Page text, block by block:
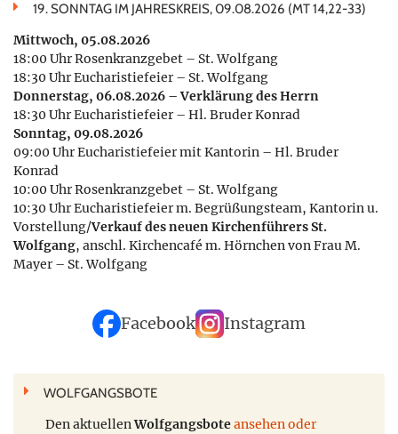
19. SONNTAG IM JAHRESKREIS, 09.08.2026 (MT 14,22-33)
Mittwoch, 05.08.2026
18:00 Uhr Rosenkranzgebet – St. Wolfgang
18:30 Uhr Eucharistiefeier – St. Wolfgang
Donnerstag, 06.08.2026 – Verklärung des Herrn
18:30 Uhr Eucharistiefeier – Hl. Bruder Konrad
Sonntag, 09.08.2026
09:00 Uhr Eucharistiefeier mit Kantorin – Hl. Bruder
Konrad
10:00 Uhr Rosenkranzgebet – St. Wolfgang
10:30 Uhr Eucharistiefeier m. Begrüßungsteam, Kantorin u.
Vorstellung/Verkauf des neuen Kirchenführers St.
Wolfgang, anschl. Kirchencafé m. Hörnchen von Frau M.
Mayer – St. Wolfgang
Facebook Instagram
WOLFGANGSBOTE
Den aktuellenWolfgangsboteansehen oder